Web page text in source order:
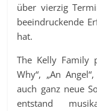
über vierzig
beeindruckende
hat.
The Kelly Family
Why“, „An
auch ganz neue
entstand